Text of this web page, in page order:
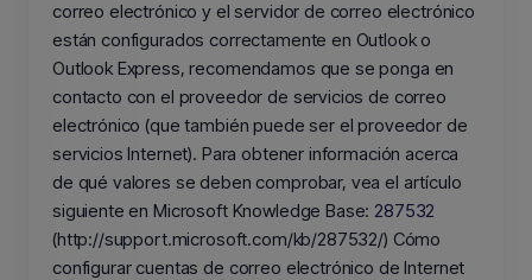
correo electrónico y el servidor de correo electrónico
están configurados correctamente en Outlook o
Outlook Express, recomendamos que se ponga en
contacto con el proveedor de servicios de correo
electrónico (que también puede ser el proveedor de
servicios Internet). Para obtener información acerca
de qué valores se deben comprobar, vea el artículo
siguiente en Microsoft Knowledge Base:287532
(http://support.microsoft.com/kb/287532/) Cómo
configurar cuentas de correo electrónico de Internet